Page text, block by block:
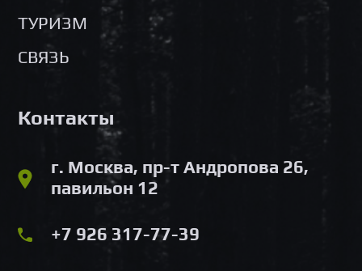
ТУРИЗМ
СВЯЗЬ
Контакты
г. Москва, пр-т Андропова 26,
павильон 12
+7 926 317-77-39